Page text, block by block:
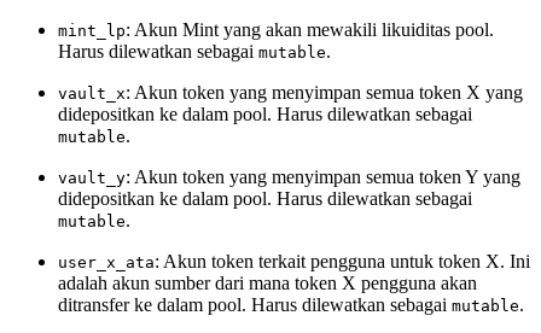
mint_lp: Akun Mint yang akan mewakili likuiditas pool.
Harus dilewatkan sebagai mutable.
vault_x: Akun token yang menyimpan semua token X yang
didepositkan ke dalam pool. Harus dilewatkan sebagai
mutable.
vault_y: Akun token yang menyimpan semua token Y yang
didepositkan ke dalam pool. Harus dilewatkan sebagai
mutable.
user_x_ata: Akun token terkait pengguna untuk token X. Ini
adalah akun sumber dari mana token X pengguna akan
ditransfer ke dalam pool. Harus dilewatkan sebagai mutable.